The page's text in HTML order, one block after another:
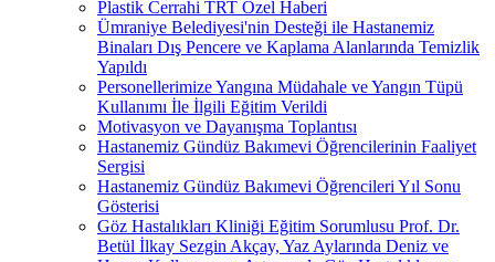
Plastik Cerrahi TRT Özel Haberi
Ümraniye Belediyesi'nin Desteği ile Hastanemiz
Binaları Dış Pencere ve Kaplama Alanlarında Temizlik
Yapıldı
Personellerimize Yangına Müdahale ve Yangın Tüpü
Kullanımı İle İlgili Eğitim Verildi
Motivasyon ve Dayanışma Toplantısı
Hastanemiz Gündüz Bakımevi Öğrencilerinin Faaliyet
Sergisi
Hastanemiz Gündüz Bakımevi Öğrencileri Yıl Sonu
Gösterisi
Göz Hastalıkları Kliniği Eğitim Sorumlusu Prof. Dr.
Betül İlkay Sezgin Akçay, Yaz Aylarında Deniz ve